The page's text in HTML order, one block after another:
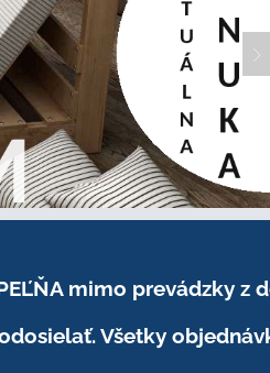
mimo prevádzky z
Všetky